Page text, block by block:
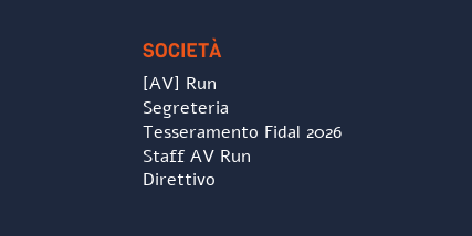
SOCIETÀ
[AV] Run
Segreteria
Tesseramento Fidal 2026
Staff AV Run
Direttivo